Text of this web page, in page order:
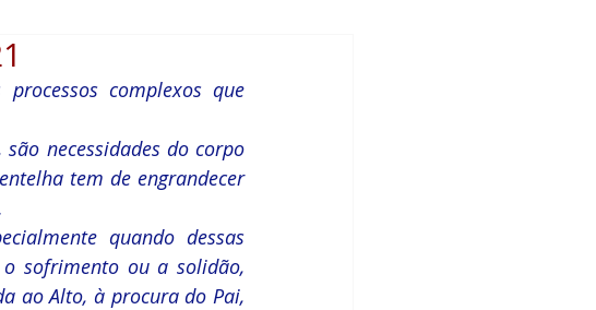
complexos que
necessidades do corpo
tem de engrandecer
quando dessas
sofrimento ou a solidão,
ao Alto, à procura do Pai,